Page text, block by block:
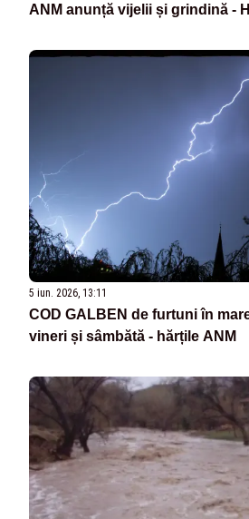
ANM anunță vijelii și grindină -
5 iun. 2026, 13:11
COD GALBEN de furtuni în
vineri și sâmbătă - hărțile ANM